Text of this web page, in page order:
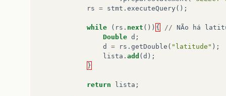
rs = stmt . executeQuery();
while ( rs . next ()) { // NÃo há
Double d ;
d
= rs . getDouble ( "latitude" );
lista . add (d );
}
return lista ;